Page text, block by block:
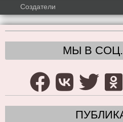
Создатели
МЫ В